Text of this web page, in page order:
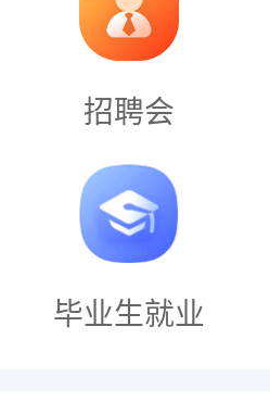
招聘会
毕业生就业